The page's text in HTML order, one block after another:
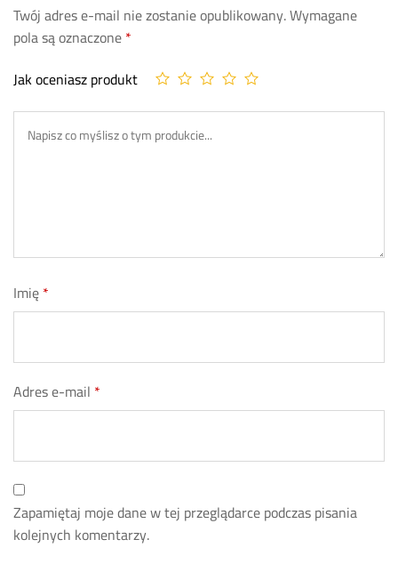
Twój adres e-mail nie zostanie opublikowany.Wymagane
pola są oznaczone*
Jak oceniasz produkt
Imię*
Adres e-mail *
Zapamiętaj moje dane w tej przeglądarce podczas pisania
kolejnych komentarzy.